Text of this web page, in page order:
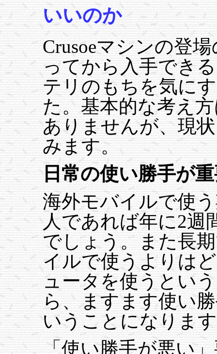
いいのか
Crusoeマシンの登
ってから入手でき
テリのもちを気に
た。基本的な考え
ありませんが、現
みます。
日常の使い勝手が
海外モバイルで使
人であれば年に2週
でしょう。また長
イルで使うよりは
ュータを使うとい
ら、ますます使い
いうことになりま
「使い勝手が悪い